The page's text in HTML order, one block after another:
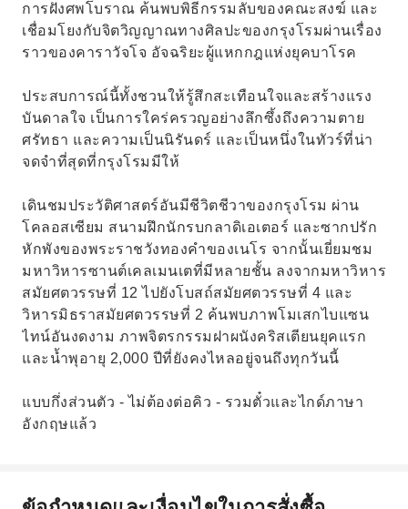
การฝังศพโบราณ ค้นพบพิธีกรรมลับของคณะสงฆ์ และ
เชื่อมโยงกับจิตวิญญาณทางศิลปะของกรุงโรมผ่านเรื่อง
ราวของคาราวัจโจ อัจฉริยะผู้แหกกฎแห่งยุคบาโรค
ประสบการณ์นี้ทั้งชวนให้รู้สึกสะเทือนใจและสร้างแรง
บันดาลใจ เป็นการใคร่ครวญอย่างลึกซึ้งถึงความตาย
ศรัทธา และความเป็นนิรันดร์ และเป็นหนึ่งในทัวร์ที่น่า
จดจำที่สุดที่กรุงโรมมีให้
เดินชมประวัติศาสตร์อันมีชีวิตชีวาของกรุงโรม ผ่าน
โคลอสเซียม สนามฝึกนักรบกลาดิเอเตอร์ และซากปรัก
หักพังของพระราชวังทองคำของเนโร จากนั้นเยี่ยมชม
มหาวิหารซานต์เคลเมนเตที่มีหลายชั้น ลงจากมหาวิหาร
สมัยศตวรรษที่ 12 ไปยังโบสถ์สมัยศตวรรษที่ 4 และ
วิหารมิธราสมัยศตวรรษที่ 2 ค้นพบภาพโมเสกไบแซน
ไทน์อันงดงาม ภาพจิตรกรรมฝาผนังคริสเตียนยุคแรก
และน้ำพุอายุ 2,000 ปีที่ยังคงไหลอยู่จนถึงทุกวันนี้
แบบกึ่งส่วนตัว - ไม่ต้องต่อคิว - รวมตั๋วและไกด์ภาษา
อังกฤษแล้ว